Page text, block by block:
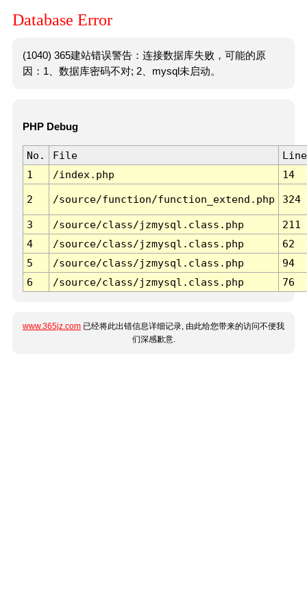
Database Error
(1040) 365建站错误警告：连接数据库失败，可能的原
因：1、数据库密码不对; 2、mysql未启动。
PHP Debug
No. File
Line
1
/index.php 14
2 /source/function/function_extend.php 324
3 /source/class/jzmysql.class.php
211
4
/source/class/jzmysql.class.php
62
5
/source/class/jzmysql.class.php
94
6
/source/class/jzmysql.class.php 76
www.365jz.com 已经将此出错信息详细记录, 由此给您带来的访问不便我
们深感歉意.